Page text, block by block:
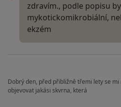
zdravím., podle popisu
mykotickomikrobiální,
ekzém
Dobrý den, před přibližně třemi lety se
objevovat jakási skvrna, která